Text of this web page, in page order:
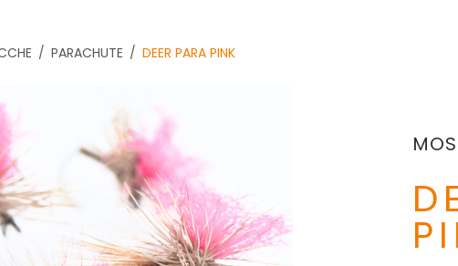
PARACHUTE DEER PARA PINK